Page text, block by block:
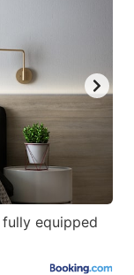
equipped